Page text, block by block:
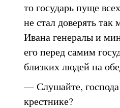
то государь пуще
не стал доверять
Ивана генералы и
его перед самим
близких людей на
— Слушайте,
крестнике?